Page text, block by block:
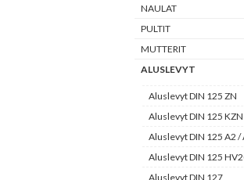
NAULAT
PULTIT
MUTTERIT
ALUSLEVYT
Aluslevyt DIN 125 ZN
Aluslevyt DIN 125 KZN
Aluslevyt DIN 125 A2 /
Aluslevyt DIN 125
Aluslevyt DIN 127